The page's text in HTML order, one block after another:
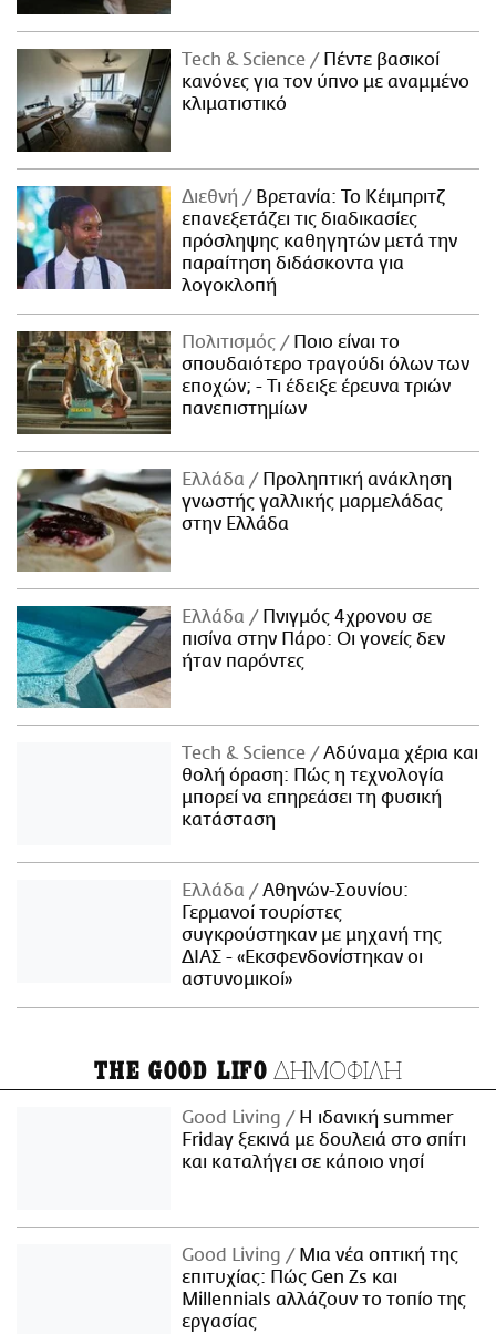
Τech & Science
Πέντε βασικοί
κανόνες για τον ύπνο με αναμμένο
κλιματιστικό
Διεθνή
Βρετανία: Το Κέιμπριτζ
επανεξετάζει τις διαδικασίες
πρόσληψης καθηγητών μετά την
παραίτηση διδάσκοντα για
λογοκλοπή
Πολιτισμός
Ποιο είναι το
σπουδαιότερο τραγούδι όλων των
εποχών; - Τι έδειξε έρευνα τριών
πανεπιστημίων
Ελλάδα
Προληπτική ανάκληση
γνωστής γαλλικής μαρμελάδας
στην Ελλάδα
Ελλάδα
Πνιγμός 4χρονου σε
πισίνα στην Πάρο: Οι γονείς δεν
ήταν παρόντες
Τech & Science
Αδύναμα χέρια και
θολή όραση: Πώς η τεχνολογία
μπορεί να επηρεάσει τη φυσική
κατάσταση
Ελλάδα
Αθηνών-Σουνίου:
Γερμανοί τουρίστες
συγκρούστηκαν με μηχανή της
ΔΙΑΣ - «Εκσφενδονίστηκαν οι
αστυνομικοί»
THE GOOD LIFO ΔΗΜΟΦΙΛΗ
Good Living
Η ιδανική summer
Friday ξεκινά με δουλειά στο σπίτι
και καταλήγει σε κάποιο νησί
Good Living
Μια νέα οπτική της
επιτυχίας: Πώς Gen Zs και
Millennials αλλάζουν το τοπίο της
εργασίας